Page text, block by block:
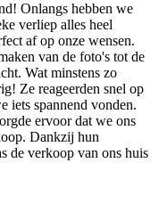
Onlangs hebben we
verliep alles heel
af op onze wensen.
van de foto's tot de
Wat minstens zo
Ze reageerden snel op
iets spannend vonden.
ervoor dat we ons
Dankzij hun
de verkoop van ons huis